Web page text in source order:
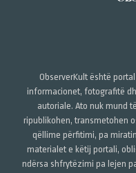
ObserverKult është
informacionet, fotografitë
autoriale. Ato nuk mund
ripublikohen, transmetohen
qëllime përfitimi, pa
materialet e këtij portali,
ndërsa shfrytëzimi pa lejen